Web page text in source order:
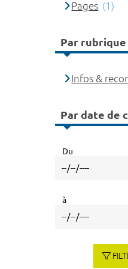
Pages (1)
Par rubrique
Infos &
Par date de
Du
à